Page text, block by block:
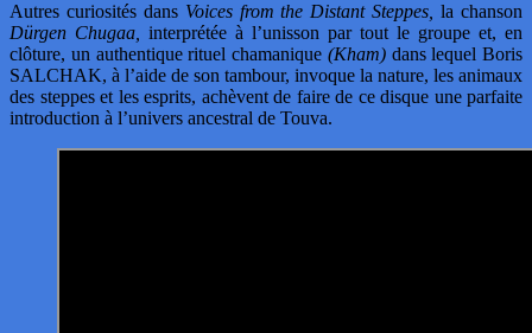
Autres curiosités dans Voices from the Distant Steppes, la chanson
Dürgen Chugaa, interprétée à l’unisson par tout le groupe et, en
clôture, un authentique rituel chamanique (Kham)dans lequel Boris
SALCHAK, à l’aide de son tambour, invoque la nature, les animaux
des steppes et les esprits, achèvent de faire de ce disque une parfaite
introduction à l’univers ancestral de Touva.